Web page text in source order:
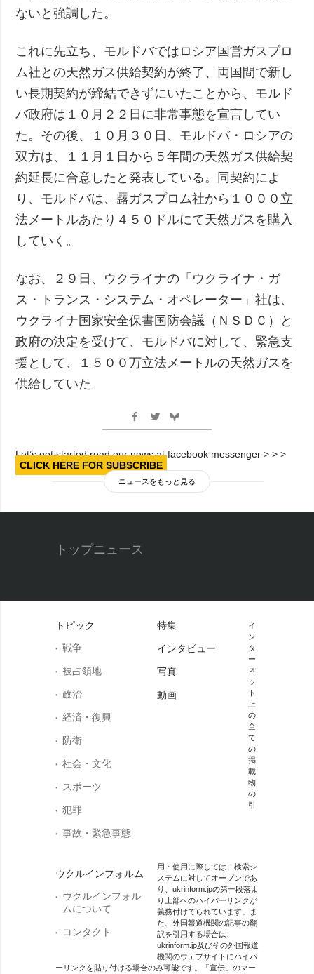
ないと強調した。
これに先立ち、モルドバではロシア国営ガスプロ
ム社との天然ガス供給契約が終了、両国間で新し
い長期契約が締結できずにいたことから、モルド
バ政府は１０月２２日に非常事態を宣言してい
た。その後、１０月３０日、モルドバ・ロシアの
双方は、１１月１日から５年間の天然ガス供給契
約延長に合意したと発表している。同契約によ
り、モルドバは、露ガスプロム社から１０００立
法メートルあたり４５０ドルにて天然ガスを購入
していく。
なお、２９日、ウクライナの「ウクライナ・ガ
ス・トランス・システム・オペレーター」社は、
ウクライナ国家安全保書国防会議（ＮＳＤＣ）と
政府の決定を受けて、モルドバに対して、緊急支
援として、１５００万立法メートルの天然ガスを
供給していた。
Let’s get started read our news at facebook messenger > > >
CLICK HERE FOR SUBSCRIBE
ニュースをもっと見る
トップニュース
トピック
戦争
被占領地
政治
経済・復興
防衛
社会・文化
スポーツ
犯罪
事故・緊急事態
ウクルインフォルム
ウクルインフォル
ムについて
コンタクト
特集
インタビュー
写真
動画
イ
ン
タ
ー
ネ
ッ
ト
上
の
全
て
の
掲
載
物
の
引
用・使用に際しては、検索シ
ステムに対してオープンであ
り、ukrinform.jpの第一段落よ
り上部へのハイパーリンクが
義務付けてられています。ま
た、外国報道機関の記事の翻
訳を引用する場合は、
ukrinform.jp及びその外国報道
機関のウェブサイトにハイパ
ーリンクを貼り付ける場合のみ可能です。「宣伝」のマー